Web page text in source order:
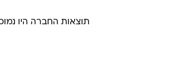
תוצאות החברה היו נמוכות